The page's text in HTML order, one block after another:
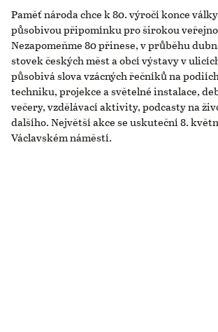
Paměť národa chce k 80. výročí konce
působivou připomínku pro širokou
Nezapomeňme 80 přinese, v průběhu
stovek českých měst a obcí výstavy v
působivá slova vzácných řečníků na
techniku, projekce a světelné instalace,
večery, vzdělávací aktivity, podcasty na
dalšího. Největší akce se uskuteční 8.
Václavském náměstí.